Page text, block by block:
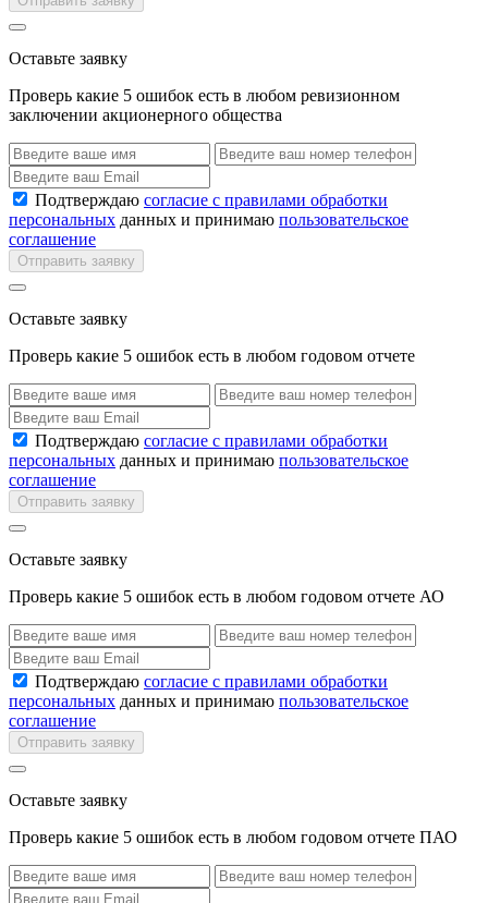
Оставьте заявку
Проверь какие 5 ошибок есть в любом ревизионном
заключении акционерного общества
Подтверждаю согласие с правилами обработки
персональных данных и принимаю пользовательское
соглашение
Отправить заявку
Оставьте заявку
Проверь какие 5 ошибок есть в любом годовом отчете
Подтверждаю согласие с правилами обработки
персональных данных и принимаю пользовательское
соглашение
Отправить заявку
Оставьте заявку
Проверь какие 5 ошибок есть в любом годовом отчете АО
Подтверждаю согласие с правилами обработки
персональных данных и принимаю пользовательское
соглашение
Отправить заявку
Оставьте заявку
Проверь какие 5 ошибок есть в любом годовом отчете ПАО